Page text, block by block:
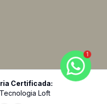
Certificada:
Loft
1